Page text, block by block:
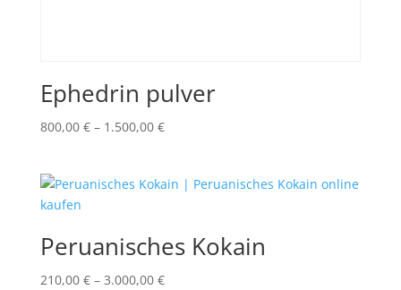
Ephedrin pulver
800,00 € – 1.500,00 €Price
through
Peruanisches Kokain
210,00 € – 3.000,00 €Price